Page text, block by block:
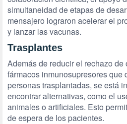
simultaneidad de etapas de
mensajero lograron acelerar el
y lanzar las vacunas.
Trasplantes
Además de reducir el rechazo
fármacos inmunosupresores que
personas trasplantadas, se está
encontrar alternativas, como el
animales o artificiales. Esto
de espera de los pacientes.